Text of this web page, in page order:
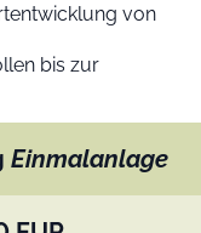
von
bis zur
Einmalanlage